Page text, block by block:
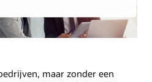
maar zonder een